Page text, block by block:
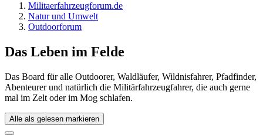
Militaerfahrzeugforum.de
Natur und Umwelt
Outdoorforum
Das Leben im Felde
Das Board für alle Outdoorer, Waldläufer, Wildnisfahrer, Pfadfinder,
Abenteurer und natürlich die Militärfahrzeugfahrer, die auch gerne
mal im Zelt oder im Mog schlafen.
Alle als gelesen markieren